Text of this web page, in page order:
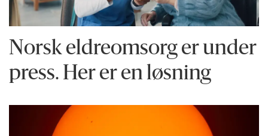
Norsk eldreomsorg er under
press. Her er en løsning